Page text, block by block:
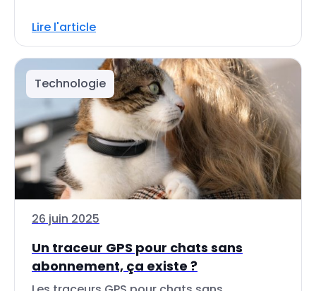
Lire l'article
Technologie
26 juin 2025
Un traceur GPS pour chats sans
abonnement, ça existe ?